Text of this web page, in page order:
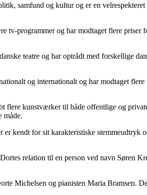
samfund og kultur og er en
programmer og har modtaget flere priser
teatre og har optrådt med forskellige
og internationalt og har modtaget
flere kunstværker til både offentlige og
måde.
kendt for sit karakteristiske
relation til en person ved navn Søren
Michelsen og pianisten Maria Bramsen.